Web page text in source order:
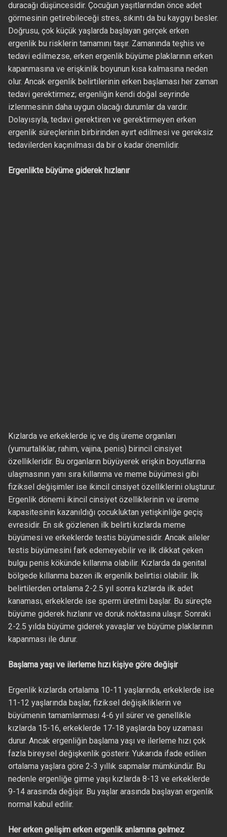
duracağı düşüncesidir. Çocuğun yaşıtlarından önce adet
görmesinin getirebileceği stres, sıkıntı da bu kaygıyı besler.
Doğrusu, çok küçük yaşlarda başlayan gerçek erken
ergenlik bu risklerin tamamını taşır. Zamanında teşhis ve
tedavi edilmezse, erken ergenlik büyüme plaklarının erken
kapanmasına ve erişkinlik boyunun kısa kalmasına neden
olur. Ancak ergenlik belirtilerinin erken başlaması her zaman
tedavi gerektirmez; ergenliğin kendi doğal seyrinde
izlenmesinin daha uygun olacağı durumlar da vardır.
Dolayısıyla, tedavi gerektiren ve gerektirmeyen erken
ergenlik süreçlerinin birbirinden ayırt edilmesi ve gereksiz
tedavilerden kaçınılması da bir o kadar önemlidir.
Ergenlikte büyüme giderek hızlanır
Kızlarda ve erkeklerde iç ve dış üreme organları
(yumurtalıklar, rahim, vajina, penis) birincil cinsiyet
özellikleridir. Bu organların büyüyerek erişkin boyutlarına
ulaşmasının yanı sıra kıllanma ve meme büyümesi gibi
fiziksel değişimler ise ikincil cinsiyet özelliklerini oluşturur.
Ergenlik dönemi ikincil cinsiyet özelliklerinin ve üreme
kapasitesinin kazanıldığı çocukluktan yetişkinliğe geçiş
evresidir. En sık gözlenen ilk belirti kızlarda meme
büyümesi ve erkeklerde testis büyümesidir. Ancak aileler
testis büyümesini fark edemeyebilir ve ilk dikkat çeken
bulgu penis kökünde kıllanma olabilir. Kızlarda da genital
bölgede kıllanma bazen ilk ergenlik belirtisi olabilir. İlk
belirtilerden ortalama 2-2.5 yıl sonra kızlarda ilk adet
kanaması, erkeklerde ise sperm üretimi başlar. Bu süreçte
büyüme giderek hızlanır ve doruk noktasına ulaşır. Sonraki
2-2.5 yılda büyüme giderek yavaşlar ve büyüme plaklarının
kapanması ile durur.
Başlama yaşı ve ilerleme hızı kişiye göre değişir
Ergenlik kızlarda ortalama 10-11 yaşlarında, erkeklerde ise
11-12 yaşlarında başlar, fiziksel değişikliklerin ve
büyümenin tamamlanması 4-6 yıl sürer ve genellikle
kızlarda 15-16, erkeklerde 17-18 yaşlarda boy uzaması
durur. Ancak ergenliğin başlama yaşı ve ilerleme hızı çok
fazla bireysel değişkenlik gösterir. Yukarıda ifade edilen
ortalama yaşlara göre 2-3 yıllık sapmalar mümkündür. Bu
nedenle ergenliğe girme yaşı kızlarda 8-13 ve erkeklerde
9-14 arasında değişir. Bu yaşlar arasında başlayan ergenlik
normal kabul edilir.
Her erken gelişim erken ergenlik anlamına gelmez